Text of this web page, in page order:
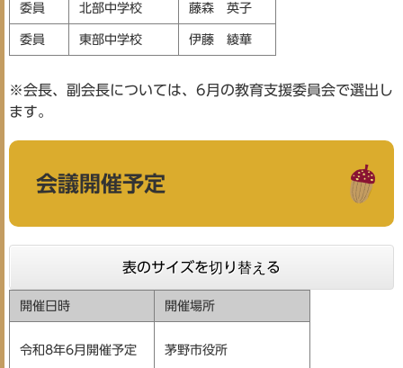
委員 北部中学校 藤森 英子
委員 東部中学校 伊藤 綾華
※会長、副会長については、6月の教育支援委員会で選出し
ます。
会議開催予定
表のサイズを切り替える
開催日時 開催場所
令和8年6月開催予定 ​茅野市役所